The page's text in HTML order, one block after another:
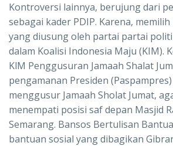
Kontroversi lainnya, berujung dari
sebagai kader PDIP. Karena,
yang diusung oleh partai partai
dalam Koalisi Indonesia Maju (KIM).
KlM Penggusuran Jamaah Shalat
pengamanan Presiden
menggusur Jamaah Sholat Jumat,
menempati posisi saf depan Masjid
Semarang. Bansos Bertulisan
bantuan sosial yang dibagikan